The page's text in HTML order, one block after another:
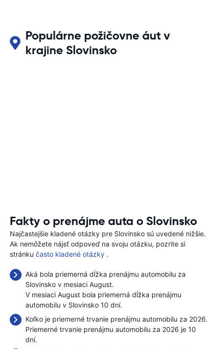
Populárne požičovne áut v
krajine Slovinsko
Fakty o prenájme auta o Slovinsko
Najčastejšie kladené otázky pre Slovinsko sú uvedené nižšie.
Ak nemôžete nájsť odpoveď na svoju otázku, pozrite si
stránku často kladené otázky .
Aká bola priemerná dĺžka prenájmu automobilu za
Slovinsko v mesiaci August.
V mesiaci August bola priemerná dĺžka prenájmu
automobilu v Slovinsko 10 dní.
Koľko je priemerné trvanie prenájmu automobilu za 2026.
Priemerné trvanie prenájmu automobilu za 2026 je 10
dní.